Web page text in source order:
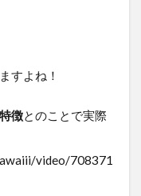
すよね！
徴とのことで実際
video/708371